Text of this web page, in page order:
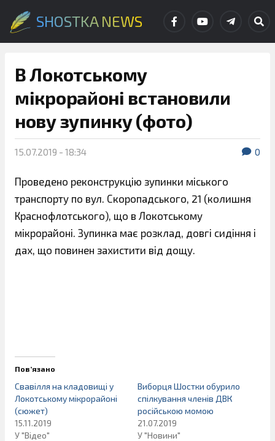
SHOSTKA NEWS
В Локотському
мікрорайоні встановили
нову зупинку (фото)
15.07.2019 - 18:34 0
Проведено реконструкцію зупинки міського
транспорту по вул. Скоропадського, 21 (колишня
Краснофлотського), що в Локотському
мікрорайоні. Зупинка має розклад, довгі сидіння і
дах, що повинен захистити від дощу.
Пов’язано
Свавілля на кладовищі у
Локотському мікрорайоні
(сюжет)
15.11.2019
У "Відео"
Виборця Шостки обурило
спілкування членів ДВК
російською момою
21.07.2019
У "Новини"